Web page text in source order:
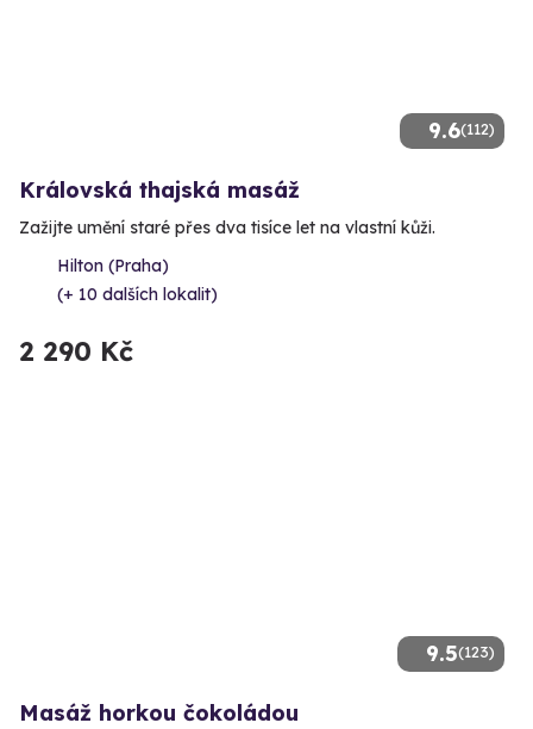
9.6(112)
Královská thajská masáž
Zažijte umění staré přes dva tisíce let na vlastní kůži.
Hilton (Praha)
(+ 10 dalších lokalit)
2 290 Kč
9.5(123)
Masáž horkou čokoládou